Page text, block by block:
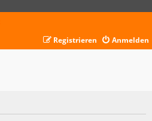
Anmelden
Registrieren